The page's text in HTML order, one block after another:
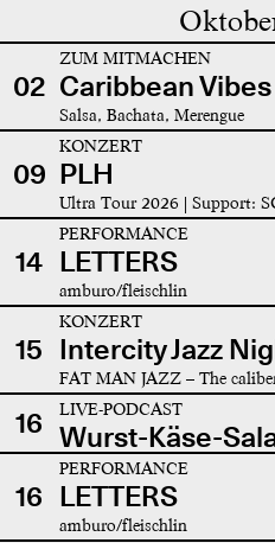
02
ZUM MITMACHEN
Caribbean Vibes
Salsa, Bachata, Merengue
09
KONZERT
PLH
Ultra Tour 2026 | Support:
14
PERFORMANCE
LETTERS
amburo/fleischlin
15
KONZERT
Intercity Jazz
FAT MAN JAZZ – The
16 LIVE-PODCAST
Wurst-Käse-
16
PERFORMANCE
LETTERS
amburo/fleischlin